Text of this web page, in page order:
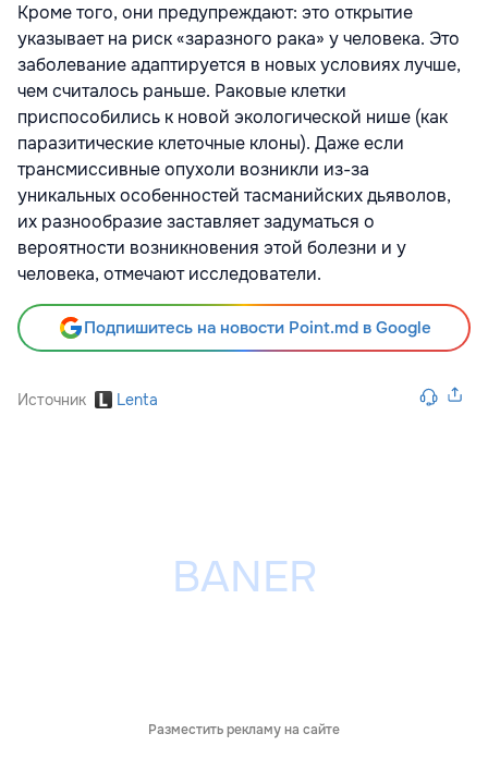
Кроме того, они предупреждают: это открытие
указывает на риск «заразного рака» у человека. Это
заболевание адаптируется в новых условиях лучше,
чем считалось раньше. Раковые клетки
приспособились к новой экологической нише (как
паразитические клеточные клоны). Даже если
трансмиссивные опухоли возникли из-за
уникальных особенностей тасманийских дьяволов,
их разнообразие заставляет задуматься о
вероятности возникновения этой болезни и у
человека, отмечают исследователи.
Подпишитесь на новости Point.md в Google
Источник Lenta
Разместить рекламу на сайте